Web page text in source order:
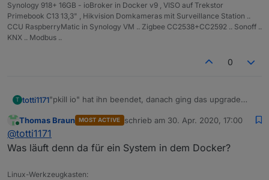
Synology 918+ 16GB - ioBroker in Docker v9 , VISO auf Trekstor
Primebook C13 13,3" , Hikvision Domkameras mit Surveillance Station ..
CCU RaspberryMatic in Synology VM .. Zigbee CC2538+CC2592 .. Sonoff ..
KNX .. Modbus ..
0
T totti1171"pkill io" hat ihn beendet, danach ging das upgrade
jetzt habe ich den fixer drübergejagt - nun das:
Fixing
Online
Thomas Braun MOST ACTIVE schrieb am 30. Apr. 2020, 17:00
zuletzt editiert von
@totti1171
Was läuft denn da für ein System in dem Docker?
Linux-Werkzeugkasten: